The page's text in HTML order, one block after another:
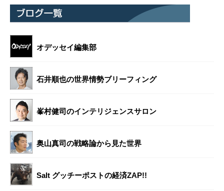
オデッセイ編集部
石井順也の世界情勢ブリーフィング
峯村健司のインテリジェンスサロン
奥山真司の戦略論から見た世界
Salt グッチーポストの経済ZAP!!